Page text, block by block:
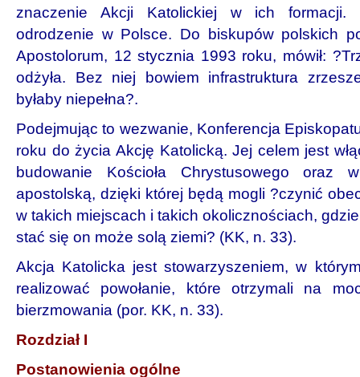
znaczenie Akcji Katolickiej w ich formacji.
odrodzenie w Polsce. Do biskupów polskich
Apostolorum, 12 stycznia 1993 roku, mówił:
odżyła. Bez niej bowiem infrastruktura
byłaby niepełna?.
Podejmując to wezwanie, Konferencja
roku do życia Akcję Katolicką. Jej celem jest
budowanie Kościoła Chrystusowego oraz
apostolską, dzięki której będą mogli ?czynić
w takich miejscach i takich okolicznościach,
stać się on może solą ziemi? (KK, n. 33).
Akcja Katolicka jest stowarzyszeniem, w
realizować powołanie, które otrzymali na
bierzmowania (por. KK, n. 33).
Rozdział I
Postanowienia ogólne